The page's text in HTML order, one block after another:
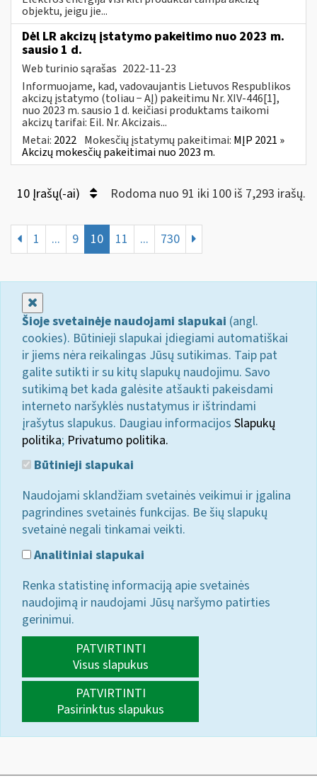
objektu, jeigu jie...
Dėl LR akcizų įstatymo pakeitimo nuo 2023 m.
sausio 1 d.
Web turinio sąrašas 2022-11-23
Informuojame, kad, vadovaujantis Lietuvos Respublikos
akcizų įstatymo (toliau − AĮ) pakeitimu Nr. XIV-446[1],
nuo 2023 m. sausio 1 d. keičiasi produktams taikomi
akcizų tarifai: Eil. Nr. Akcizais...
Metai: 2022 Mokesčių įstatymų pakeitimai: MĮP 2021 »
Akcizų mokesčių pakeitimai nuo 2023 m.
10 Įrašų(-ai) Rodoma nuo 91 iki 100 iš 7,293 irašų.
1 ... 9 10 11 ... 730
Šioje svetainėje naudojami slapukai (angl.
cookies). Būtinieji slapukai įdiegiami automatiškai
ir jiems nėra reikalingas Jūsų sutikimas. Taip pat
galite sutikti ir su kitų slapukų naudojimu. Savo
sutikimą bet kada galėsite atšaukti pakeisdami
interneto naršyklės nustatymus ir ištrindami
įrašytus slapukus. Daugiau informacijos Slapukų
politika; Privatumo politika.
Būtinieji slapukai
Naudojami sklandžiam svetainės veikimui ir įgalina
pagrindines svetainės funkcijas. Be šių slapukų
svetainė negali tinkamai veikti.
Analitiniai slapukai
Renka statistinę informaciją apie svetainės
naudojimą ir naudojami Jūsų naršymo patirties
gerinimui.
PATVIRTINTI
Visus slapukus
PATVIRTINTI
Pasirinktus slapukus